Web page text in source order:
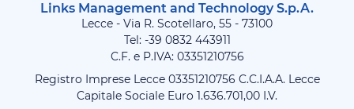
Links Management and Technology S.p.A.
Lecce - Via R. Scotellaro, 55 - 73100
Tel: -39 0832 443911
C.F. e P.IVA: 03351210756
Registro Imprese Lecce 03351210756 C.C.I.A.A. Lecce
Capitale Sociale Euro 1.636.701,00 I.V.